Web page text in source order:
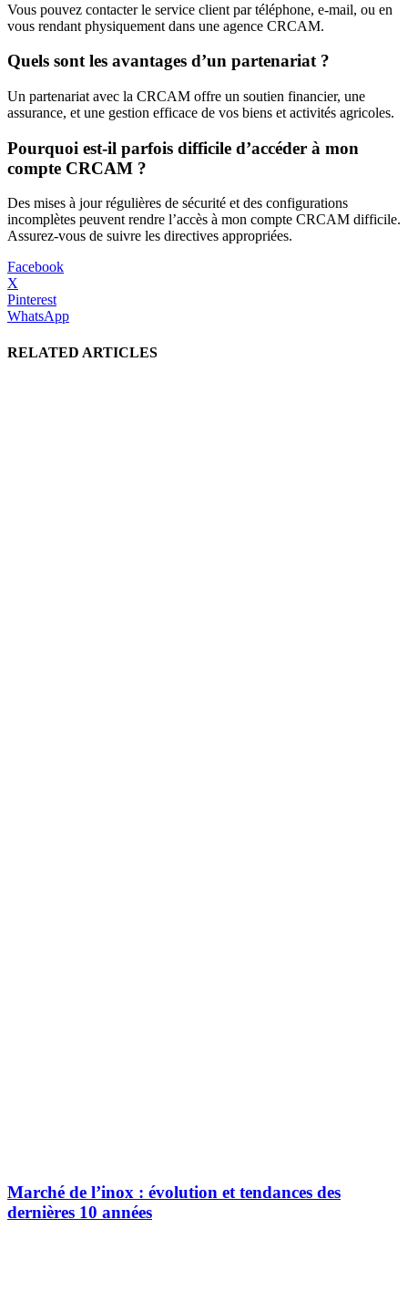
Vous pouvez contacter le service client par téléphone, e-mail, ou en
vous rendant physiquement dans une agence CRCAM.
Quels sont les avantages d’un partenariat ?
Un partenariat avec la CRCAM offre un soutien financier, une
assurance, et une gestion efficace de vos biens et activités agricoles.
Pourquoi est-il parfois difficile d’accéder à mon
compte CRCAM ?
Des mises à jour régulières de sécurité et des configurations
incomplètes peuvent rendre l’accès à mon compte CRCAM difficile.
Assurez-vous de suivre les directives appropriées.
Facebook
X
Pinterest
WhatsApp
RELATED ARTICLES
Marché de l’inox : évolution et tendances des
dernières 10 années